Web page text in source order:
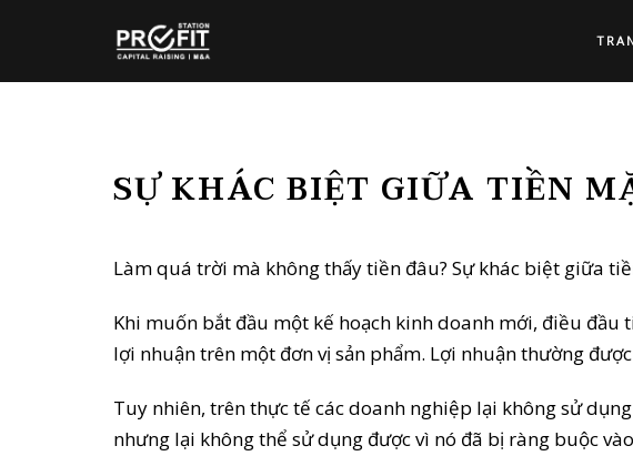
SỰ KHÁC BIỆT GIỮA TIỀN
Làm quá trời mà không thấy tiền đâu? Sự khác biệt giữa
Khi muốn bắt đầu một kế hoạch kinh doanh mới, điều
lợi nhuận trên một đơn vị sản phẩm. Lợi nhuận thường
Tuy nhiên, trên thực tế các doanh nghiệp lại không sử
nhưng lại không thể sử dụng được vì nó đã bị ràng buộc